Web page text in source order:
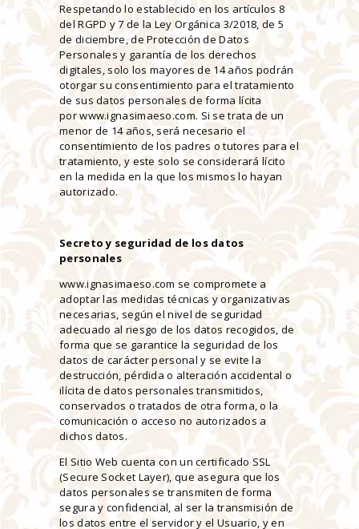
Respetando lo establecido en los artículos 8
del RGPD y 7 de la Ley Orgánica 3/2018, de 5
de diciembre, de Protección de Datos
Personales y garantía de los derechos
digitales, solo los mayores de 14 años podrán
otorgar su consentimiento para el tratamiento
de sus datos personales de forma lícita
por www.ignasimaeso.com. Si se trata de un
menor de 14 años, será necesario el
consentimiento de los padres o tutores para el
tratamiento, y este solo se considerará lícito
en la medida en la que los mismos lo hayan
autorizado.
Secreto y seguridad de los datos
personales
www.ignasimaeso.com se compromete a
adoptar las medidas técnicas y organizativas
necesarias, según el nivel de seguridad
adecuado al riesgo de los datos recogidos, de
forma que se garantice la seguridad de los
datos de carácter personal y se evite la
destrucción, pérdida o alteración accidental o
ilícita de datos personales transmitidos,
conservados o tratados de otra forma, o la
comunicación o acceso no autorizados a
dichos datos.
El Sitio Web cuenta con un certificado SSL
(Secure Socket Layer), que asegura que los
datos personales se transmiten de forma
segura y confidencial, al ser la transmisión de
los datos entre el servidor y el Usuario, y en